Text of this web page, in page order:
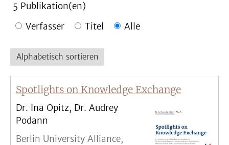
5 Publikation(en)
Verfasser
Titel Alle
Alphabetisch sortieren
Spotlights on Knowledge Exchange
Dr. Ina Opitz, Dr. Audrey
Podann
Berlin University Alliance,